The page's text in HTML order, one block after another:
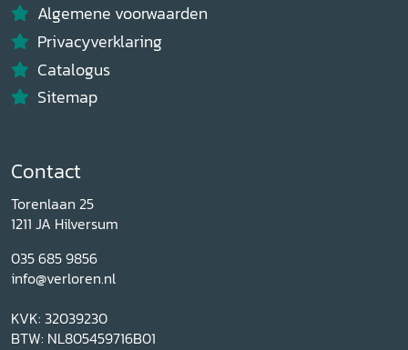
Algemene voorwaarden
Privacyverklaring
Catalogus
Sitemap
Contact
Torenlaan 25
1211 JA Hilversum
035 685 9856
info@verloren.nl
KVK: 32039230
BTW: NL805459716B01